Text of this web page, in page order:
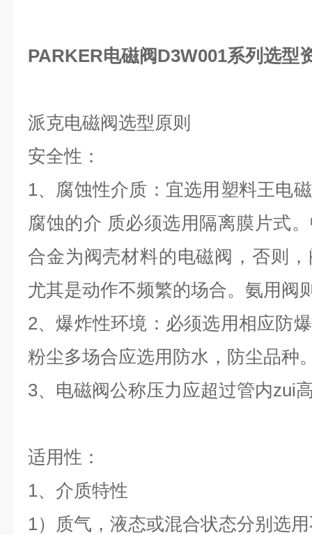
PARKER电磁阀D3W001系列选型
派克电磁阀选型原则
安全性：
1、腐蚀性介质：宜选用塑料王电
腐蚀的介 质必须选用隔离膜片式
合金为阀壳材料的电磁阀，否则
尤其是动作不频繁的场合。氨用阀
2、爆炸性环境：必须选用相应防
粉尘多场合应选用防水，防尘品种
3、电磁阀公称压力应超过管内zui
适用性：
1、介质特性
1）质气，液态或混合状态分别选